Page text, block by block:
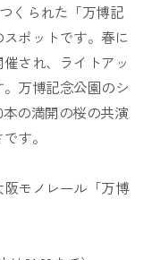
くられた「万博記
ポットです。春に
され、ライトアッ
万博記念公園のシ
の満開の桜の共演
す。
モノレール「万博